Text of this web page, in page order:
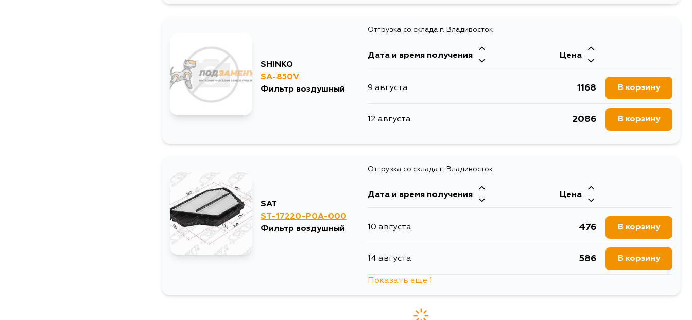
15 августа
SHINKO
SA-850V
Фильтр воздушный
Отгрузка со склада г. Владивосток
Дата и время получения Цена
9 августа 1168 В корзину
12 августа 2086 В корзину
SAT
ST-17220-P0A-000
Фильтр воздушный
Отгрузка со склада г. Владивосток
Дата и время получения Цена
10 августа 476 В корзину
14 августа 586 В корзину
Показать еще 1